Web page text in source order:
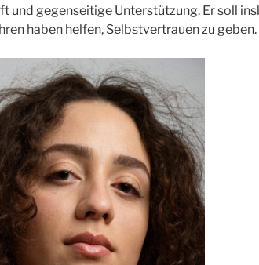
und gegenseitige Unterstützung. Er soll
haben helfen, Selbstvertrauen zu geben.